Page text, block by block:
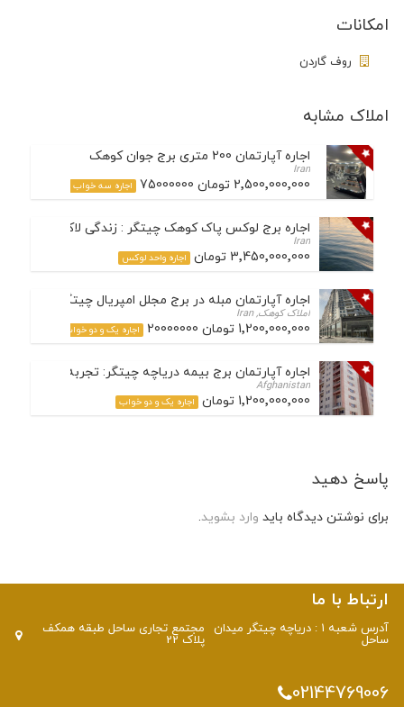
امکانات
روف گاردن
املاک مشابه
اجاره آپارتمان 200 متری برج جوان کوهک
Iran
2٬500٬000٬000 تومان 75000000 اجاره سه خواب
اجاره برج لوکس پاک کوهک چیتگر : زندگی لاکچری در قلب منطقه
Iran
3٬450٬000٬000 تومان اجاره واحد لوکس
اجاره آپارتمان مبله در برج مجلل امپریال چیتگر
املاک کوهک, Iran
1٬200٬000٬000 تومان 20000000 اجاره یک و دو خواب
اجاره آپارتمان برج بیمه دریاچه چیتگر: تجربه زندگی لوکس و
Afghanistan
1٬200٬000٬000 تومان اجاره یک و دو خواب
پاسخ دهید
برای نوشتن دیدگاه بایدوارد بشوید.
ارتباط با ما
آدرس شعبه 1 : دریاچه چیتگر میدان
ساحل
مجتمع تجاری ساحل طبقه همکف
پلاک 22
02144769006